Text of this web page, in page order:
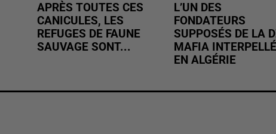
APRÈS TOUTES CES
CANICULES, LES
REFUGES DE FAUNE
SAUVAGE SONT...
L’UN DES
FONDATEURS
SUPPOSÉS DE LA
MAFIA INTERPELLÉ
EN ALGÉRIE